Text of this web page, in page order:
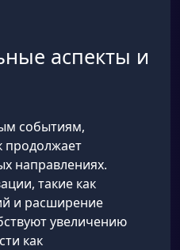
аспекты и
событиям,
продолжает
направлениях.
такие как
и расширение
увеличению
как